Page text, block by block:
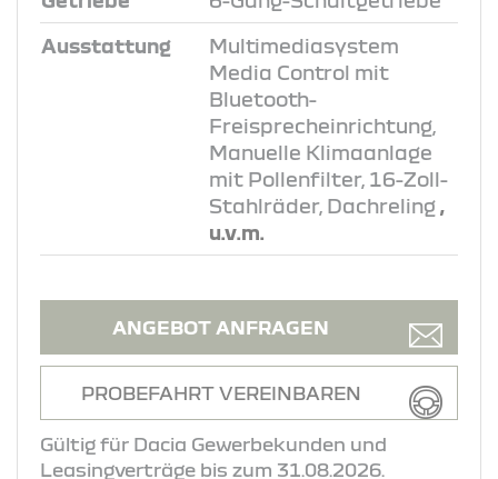
Ausstattung
Multimediasystem
Media Control mit
Bluetooth-
Freisprecheinrichtung,
Manuelle Klimaanlage
mit Pollenfilter, 16-Zoll-
Stahlräder, Dachreling ,
u.v.m.
ANGEBOT ANFRAGEN
PROBEFAHRT VEREINBAREN
Gültig für Dacia Gewerbekunden und
Leasingverträge bis zum 31.08.2026.